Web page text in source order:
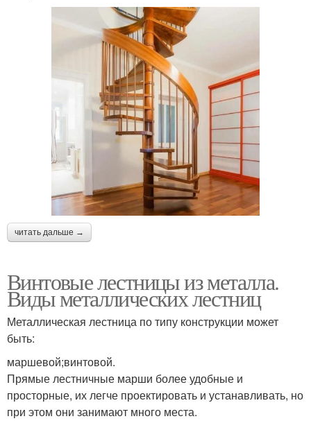
читать дальше →
Винтовые лестницы из металла.
Виды металлических лестниц
Металлическая лестница по типу конструкции может
быть:
маршевой;винтовой.
Прямые лестничные марши более удобные и
просторные, их легче проектировать и устанавливать, но
при этом они занимают много места.